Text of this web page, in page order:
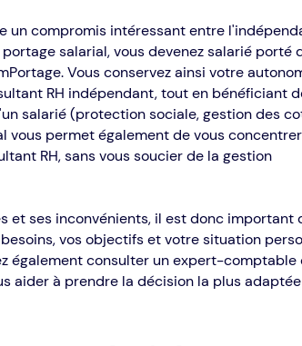
un compromis intéressant entre
salarial, vous devenez salarié porté
Vous conservez ainsi votre
RH indépendant, tout en bénéficiant
salarié (protection sociale, gestion des
vous permet également de vous concentrer
RH, sans vous soucier de la gestion
et ses inconvénients, il est donc important
vos objectifs et votre situation
également consulter un expert-comptable
aider à prendre la décision la plus